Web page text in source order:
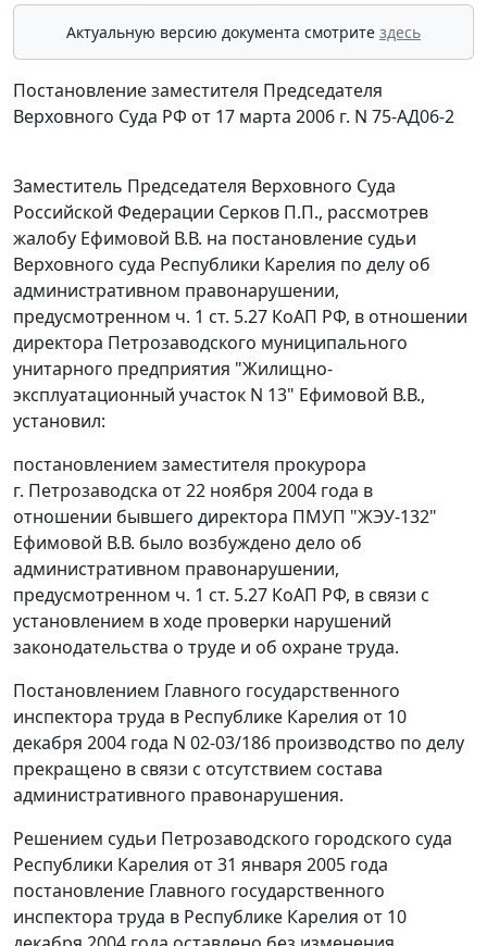
Актуальную версию документа смотрите здесь
Постановление заместителя Председателя
Верховного Суда РФ от 17 марта 2006 г. N 75-АД06-2
Заместитель Председателя Верховного Суда
Российской Федерации Серков П.П., рассмотрев
жалобу Ефимовой В.В. на постановление судьи
Верховного суда Республики Карелия по делу об
административном правонарушении,
предусмотренном ч. 1 ст. 5.27 КоАП РФ, в отношении
директора Петрозаводского муниципального
унитарного предприятия "Жилищно-
эксплуатационный участок N 13" Ефимовой В.В.,
установил:
постановлением заместителя прокурора
г. Петрозаводска от 22 ноября 2004 года в
отношении бывшего директора ПМУП "ЖЭУ-132"
Ефимовой В.В. было возбуждено дело об
административном правонарушении,
предусмотренном ч. 1 ст. 5.27 КоАП РФ, в связи с
установлением в ходе проверки нарушений
законодательства о труде и об охране труда.
Постановлением Главного государственного
инспектора труда в Республике Карелия от 10
декабря 2004 года N 02-03/186 производство по делу
прекращено в связи с отсутствием состава
административного правонарушения.
Решением судьи Петрозаводского городского суда
Республики Карелия от 31 января 2005 года
постановление Главного государственного
инспектора труда в Республике Карелия от 10